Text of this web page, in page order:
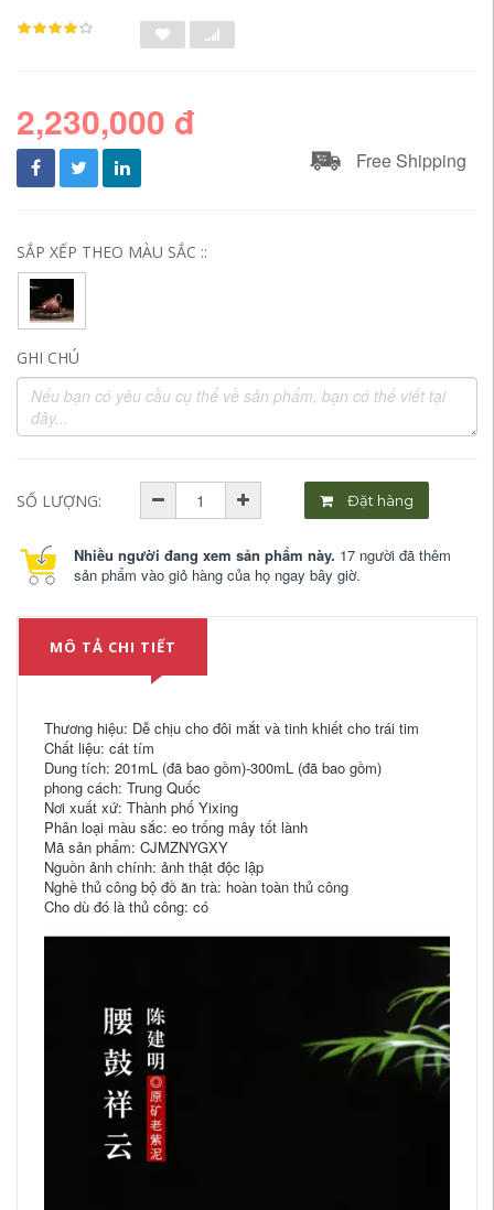
2,230,000 đ
Free Shipping
SẮP XẾP THEO MÀU SẮC ::
GHI CHÚ
SỐ LƯỢNG: Đặt hàng
Nhiều người đang xem sản phẩm này. 17 người đã thêm
sản phẩm vào giỏ hàng của họ ngay bây giờ.
MÔ TẢ CHI TIẾT
Thương hiệu: Dễ chịu cho đôi mắt và tinh khiết cho trái tim
Chất liệu: cát tím
Dung tích: 201mL (đã bao gồm)-300mL (đã bao gồm)
phong cách: Trung Quốc
Nơi xuất xứ: Thành phố Yixing
Phân loại màu sắc: eo trống mây tốt lành
Mã sản phẩm: CJMZNYGXY
Nguồn ảnh chính: ảnh thật độc lập
Nghề thủ công bộ đồ ăn trà: hoàn toàn thủ công
Cho dù đó là thủ công: có